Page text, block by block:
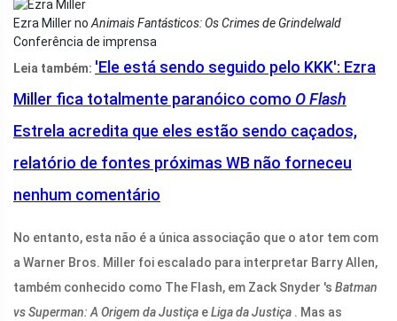
Ezra Miller no Animais Fantásticos: Os Crimes de Grindelwald
Conferência de imprensa
Leia também: 'Ele está sendo seguido pelo KKK': Ezra
Miller fica totalmente paranóico como O Flash
Estrela acredita que eles estão sendo caçados,
relatório de fontes próximas WB não forneceu
nenhum comentário
No entanto, esta não é a única associação que o ator tem com
a Warner Bros. Miller foi escalado para interpretar Barry Allen,
também conhecido como The Flash, em Zack Snyder 's Batman
vs Superman: A Origem da Justiça eLiga da Justiça . Mas as